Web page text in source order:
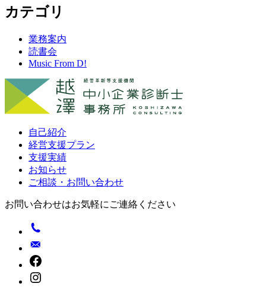
カテゴリ
業務案内
読書会
Music From D!
自己紹介
経営支援プラン
支援実績
お知らせ
ご相談・お問い合わせ
お問い合わせはお気軽にご連絡ください